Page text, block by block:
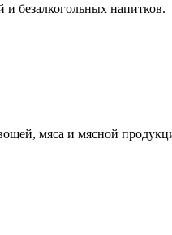
безалкогольных напитков.
мяса и мясной